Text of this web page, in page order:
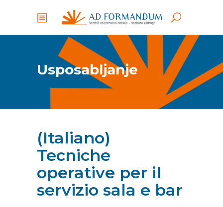
Usposabljanje
(Italiano)
Tecniche
operative per il
servizio sala e bar